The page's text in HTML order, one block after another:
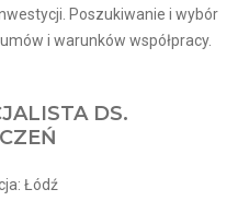
Poszukiwanie i wybór
i warunków współpracy.
DS.
Łódź